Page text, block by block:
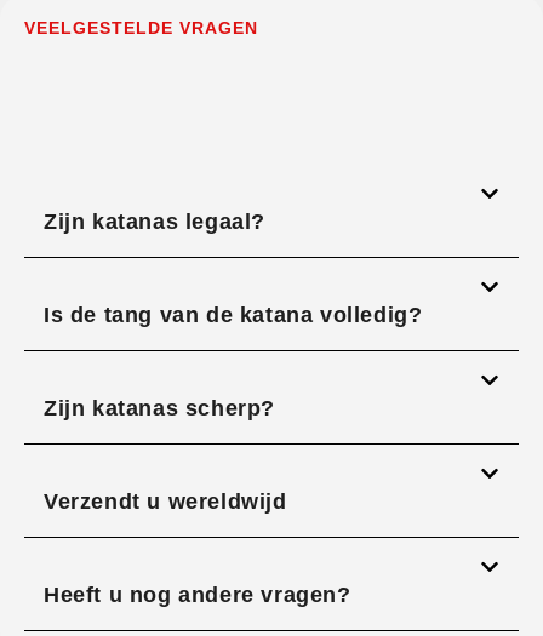
VEELGESTELDE VRAGEN
Zijn katanas legaal?
Is de tang van de katana volledig?
Zijn katanas scherp?
Verzendt u wereldwijd
Heeft u nog andere vragen?